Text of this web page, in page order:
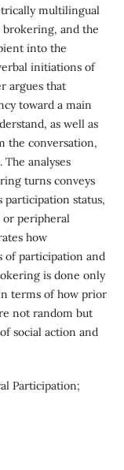
multilingual
and the
into the
initiations of
argues that
toward a main
as well as
the conversation,
The analyses
turns conveys
participation status,
peripheral
how
of participation and
is done only
terms of how prior
not random but
social action and
Participation;